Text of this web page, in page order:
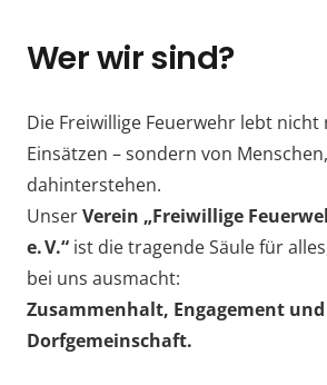
Wer wir sind?
Die Freiwillige Feuerwehr lebt nicht
Einsätzen – sondern von
dahinterstehen.
UnserVerein „Freiwillige
e. V.“ ist die tragende Säule für
bei uns ausmacht:
Zusammenhalt, Engagement
Dorfgemeinschaft.